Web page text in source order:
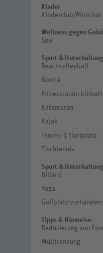
Kinder
Kinderclub/Miniclub
Wellness gegen
Spa
Sport &
Beachvolleyball
Boccia
Fitnessraum:
Katamaran
Kajak
Tennis: 1 Hartplatz
Tischtennis
Sport &
Billard
Yoga
Golfplatz
Tipps & Hinweise
Reduzierung von
Mülltrennung